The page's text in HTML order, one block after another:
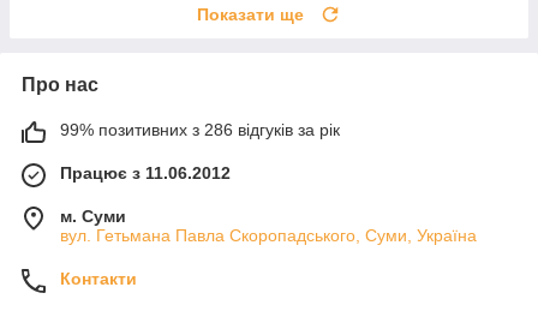
Показати ще
Про нас
99% позитивних з 286 відгуків за рік
Працює з 11.06.2012
м. Суми
вул. Гетьмана Павла Скоропадського, Суми, Україна
Контакти